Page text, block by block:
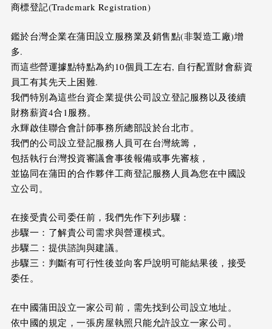
商標登記(Trademark Registration)
鑑於台灣企業在蒲田設立服務業及銷售點(非製造工廠)增
多.
而這些營運據點特點為約10個員工左右, 自行配置財會薪資
員工有其先天上困難.
我們特別為這些台資企業提供公司設立登記服務以及後續
財務薪資4合1服務。
永輝啟佳聯合會計師事務所總部設於台北市。
我們的公司設立登記服務人員可在台灣統籌，
包括執行台灣投資審議會事後報備或事先審核，
並協同在蒲田的合作夥伴工商登記服務人員為您在中國設
立公司。
在接受貴公司委任前，我們先作下列步驟：
步驟一：了解貴公司需求與營運模式。
步驟二：提供諮詢與建議。
步驟三：判斷有可行性後並向客戶說明可能結果後，接受
委任。
在中國蒲田設立一家公司前，需先找到公司設立地址。
依中國的規定，一張房屋執照只能允許設立一家公司。